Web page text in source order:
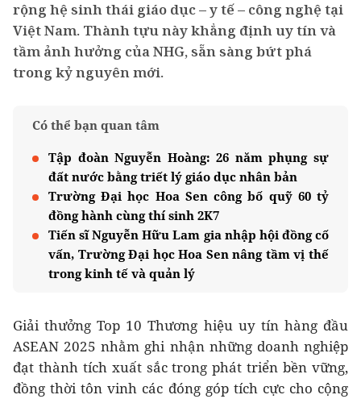
rộng hệ sinh thái giáo dục – y tế – công nghệ tại
Việt Nam. Thành tựu này khẳng định uy tín và
tầm ảnh hưởng của NHG, sẵn sàng bứt phá
trong kỷ nguyên mới.
Có thể bạn quan tâm
Tập đoàn Nguyễn Hoàng: 26 năm phụng sự
đất nước bằng triết lý giáo dục nhân bản
Trường Đại học Hoa Sen công bố quỹ 60 tỷ
đồng hành cùng thí sinh 2K7
Tiến sĩ Nguyễn Hữu Lam gia nhập hội đồng cố
vấn, Trường Đại học Hoa Sen nâng tầm vị thế
trong kinh tế và quản lý
Giải thưởng Top 10 Thương hiệu uy tín hàng đầu
ASEAN 2025 nhằm ghi nhận những doanh nghiệp
đạt thành tích xuất sắc trong phát triển bền vững,
đồng thời tôn vinh các đóng góp tích cực cho cộng